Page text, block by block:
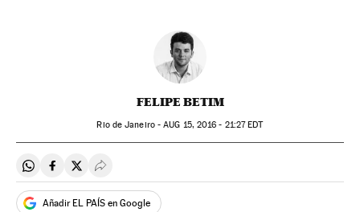
FELIPE BETIM
Rio de Janeiro -AUG 15, 2016 - 21:27EDT
Compartir en Whatsapp
Compartir en Facebook
Compartir en Twitter
Desplegar Redes Sociales
Añadir EL PAÍS en Google